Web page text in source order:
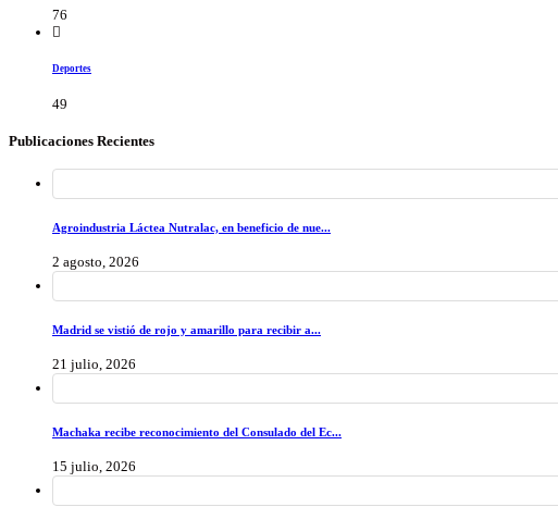
76
Deportes
49
Publicaciones Recientes
Agroindustria Láctea Nutralac, en beneficio de nue...
2 agosto, 2026
Madrid se vistió de rojo y amarillo para recibir a...
21 julio, 2026
Machaka recibe reconocimiento del Consulado del Ec...
15 julio, 2026